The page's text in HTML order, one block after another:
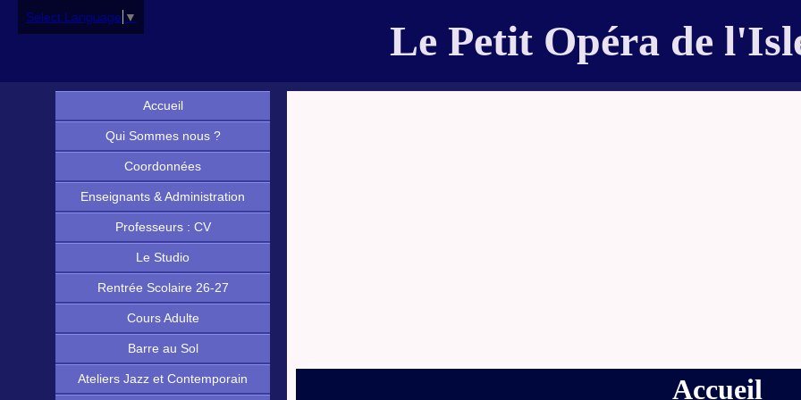
Select Language ▼
Le Petit Opéra de
Accueil
Qui Sommes nous ?
Coordonnées
Enseignants & Administration
Professeurs : CV
Le Studio
Rentrée Scolaire 26-27
Cours Adulte
Barre au Sol
Ateliers Jazz et Contemporain Accueil